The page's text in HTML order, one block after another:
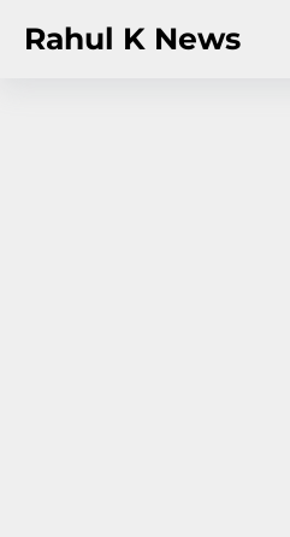
Rahul K News